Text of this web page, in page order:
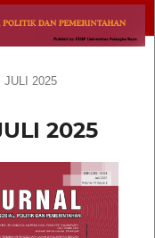
JULI 2025
2025